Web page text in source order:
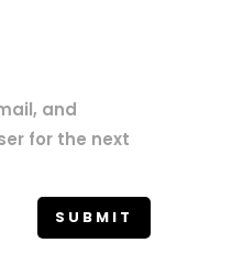
and
for the next